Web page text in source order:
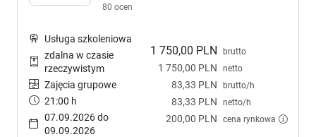
80 ocen
1 750,00 PLN brutto
1 750,00 PLN netto
83,33 PLN brutto/h
83,33 PLN netto/h
200,00 PLN cena rynkowa
Usługa szkoleniowa
zdalna w czasie
rzeczywistym
Zajęcia grupowe
21:00 h
07.09.2026 do
09.09.2026